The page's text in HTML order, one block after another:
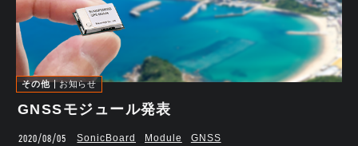
その他 お知らせ
GNSSモジュール発表
2020/08/05 SonicBoard Module GNSS